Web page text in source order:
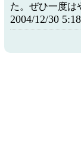
た。ぜひ一度は
2004/12/30